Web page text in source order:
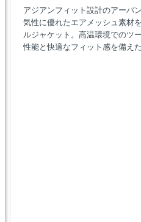
アジアンフィット設計のアーバ
気性に優れたエアメッシュ素材
ルジャケット。高温環境でのツ
性能と快適なフィット感を備え